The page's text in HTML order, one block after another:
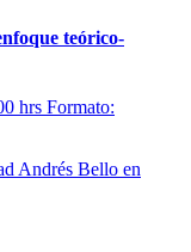
teórico-
hrs Formato:
Andrés Bello en